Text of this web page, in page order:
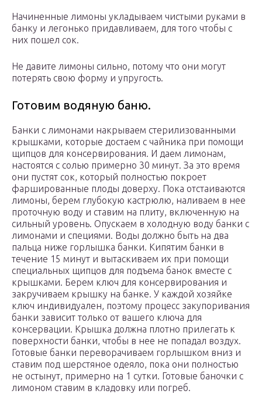
Начиненные лимоны укладываем чистыми руками в
банку и легонько придавливаем, для того чтобы с
них пошел сок.
Не давите лимоны сильно, потому что они могут
потерять свою форму и упругость.
Готовим водяную баню.
Банки с лимонами накрываем стерилизованными
крышками, которые достаем с чайника при помощи
щипцов для консервирования. И даем лимонам,
настоятся с солью примерно 30 минут. За это время
они пустят сок, который полностью покроет
фаршированные плоды доверху. Пока отстаиваются
лимоны, берем глубокую кастрюлю, наливаем в нее
проточную воду и ставим на плиту, включенную на
сильный уровень. Опускаем в холодную воду банки с
лимонами и специями. Воды должно быть на два
пальца ниже горлышка банки. Кипятим банки в
течение 15 минут и вытаскиваем их при помощи
специальных щипцов для подъема банок вместе с
крышками. Берем ключ для консервирования и
закручиваем крышку на банке. У каждой хозяйке
ключ индивидуален, поэтому процесс закупоривания
банки зависит только от вашего ключа для
консервации. Крышка должна плотно прилегать к
поверхности банки, чтобы в нее не попадал воздух.
Готовые банки переворачиваем горлышком вниз и
ставим под шерстяное одеяло, пока они полностью
не остынут, примерно на 1 сутки. Готовые баночки с
лимоном ставим в кладовку или погреб.